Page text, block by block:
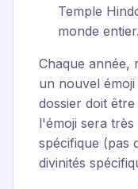
Temple
monde entier.
Chaque année,
un nouvel
dossier doit
l'émoji sera
spécifique (pas
divinités